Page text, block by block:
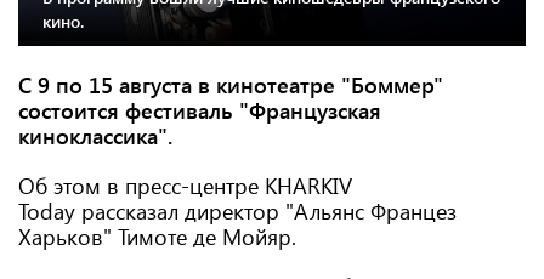
кино.
С 9 по 15 августа в кинотеатре "Боммер"
состоится фестиваль "Французская
киноклассика".
Об этом в пресс-центре KHARKIV
Today рассказал директор "Альянс Францез
Харьков" Тимоте де Мойяр.